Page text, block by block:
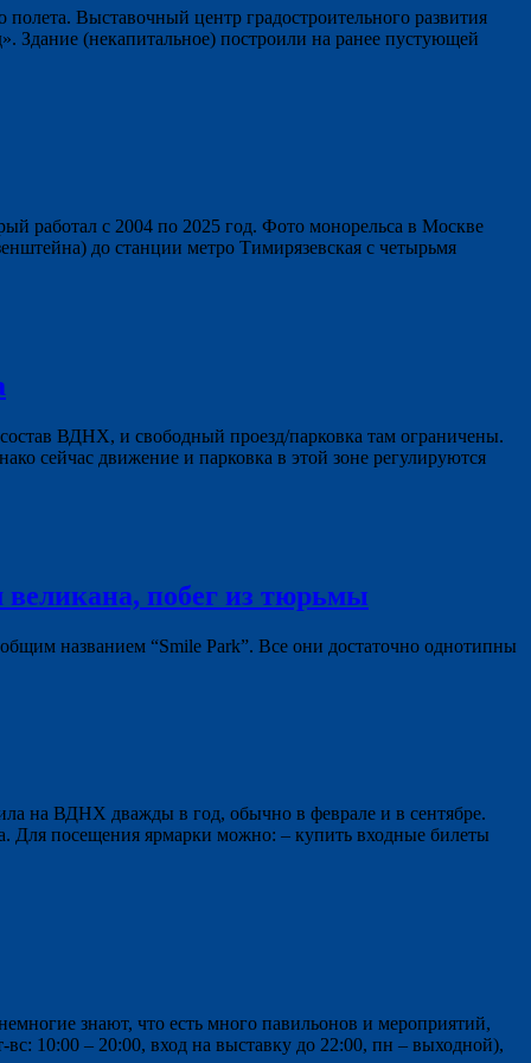
Выставочный центр градостроительного развития
(некапитальное) построили на ранее пустующей
работал с 2004 по 2025 год. Фото монорельса в Москве
до станции метро Тимирязевская с четырьмя
ВДНХ, и свободный проезд/парковка там ограничены.
сейчас движение и парковка в этой зоне регулируются
побег из тюрьмы
названием “Smile Park”. Все они достаточно однотипны
на ВДНХ дважды в год, обычно в феврале и в сентябре.
Для посещения ярмарки можно: – купить входные билеты
знают, что есть много павильонов и мероприятий,
10:00 – 20:00, вход на выставку до 22:00, пн – выходной),